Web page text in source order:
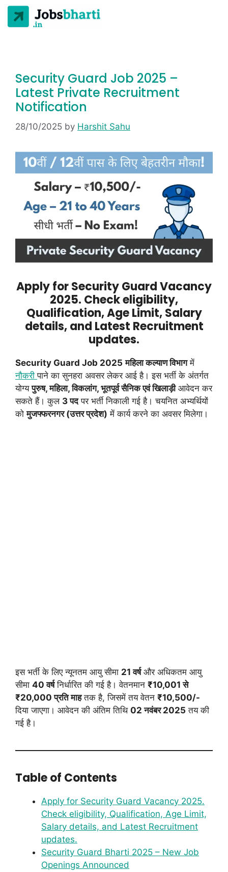
Security Guard Job 2025 –
Latest Private Recruitment
Notification
28/10/2025 by Harshit Sahu
Apply for Security Guard Vacancy
2025. Check eligibility,
Qualification, Age Limit, Salary
details, and Latest Recruitment
updates.
Security Guard Job 2025 महिला कल्याण विभागमें
नौकरीपाने का सुनहरा अवसर लेकर आई है। इस भर्ती के अंतर्गत
योग्यपुरुष, महिला, विकलांग, भूतपूर्व सैनिक एवं खिलाड़ीआवेदन कर
सकते हैं। कुल 3 पदपर भर्ती निकाली गई है। चयनित अभ्यर्थियों
कोमुजफ्फरनगर (उत्तर प्रदेश) में कार्य करने का अवसर मिलेगा।
इस भर्ती के लिए न्यूनतम आयु सीमा 21 वर्षऔर अधिकतम आयु
सीमा 40 वर्षनिर्धारित की गई है। वेतनमान ₹10,001 से
₹20,000 प्रति माहतक है, जिसमें तय वेतन ₹10,500/-
दिया जाएगा। आवेदन की अंतिम तिथि 02 नवंबर 2025 तय की
गई है।
Table of Contents
Apply for Security Guard Vacancy 2025.
Check eligibility, Qualification, Age Limit,
Salary details, and Latest Recruitment
updates.
Security Guard Bharti 2025 – New Job
Openings Announced